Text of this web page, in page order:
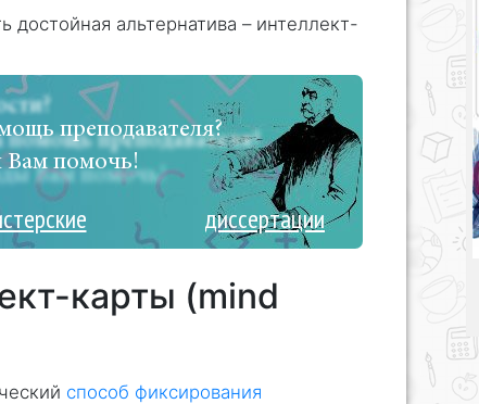
достойная альтернатива – интеллект-
преподавателя?
Вам помочь!
диссертации
карты (mind
способ фиксирования